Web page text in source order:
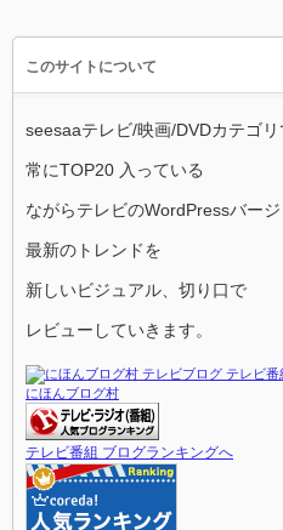
このサイトについて
seesaaテレビ/映画/DVDカテゴリ
常にTOP20 入っている
ながらテレビのWordPressバージ
最新のトレンドを
新しいビジュアル、切り口で
レビューしていきます。
にほんブログ村
テレビ番組 ブログランキングへ